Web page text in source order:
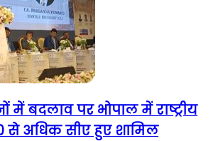
बदलाव पर भोपाल में राष्ट्रीय
से अधिक सीए हुए शामिल